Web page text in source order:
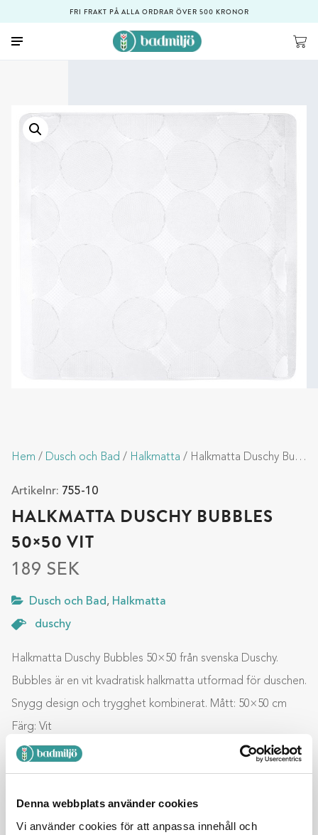
Denna webbplats använder cookies
Vi använder cookies för att anpassa innehåll och
FRI FRAKT PÅ ALLA ORDRAR ÖVER 500 KRONOR
Hem / Dusch och Bad / Halkmatta / Halkmatta Duschy Bubbles 50×50 Vit
Artikelnr: 755-10
HALKMATTA DUSCHY BUBBLES
50×50 VIT
189 SEK
Dusch och Bad, Halkmatta
duschy
Halkmatta Duschy Bubbles 50×50 från svenska Duschy.
Bubbles är en vit kvadratisk halkmatta utformad för duschen.
Snygg design och trygghet kombinerat. Mått: 50×50 cm
Färg: Vit